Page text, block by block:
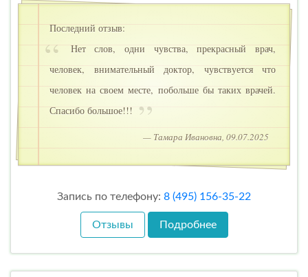
Последний отзыв:
Нет слов, одни чувства, прекрасный врач,
человек, внимательный доктор, чувствуется что
человек на своем месте, побольше бы таких врачей.
Спасибо большое!!!
— Тамара Ивановна, 09.07.2025
Запись по телефону: 8 (495) 156-35-22
Отзывы Подробнее